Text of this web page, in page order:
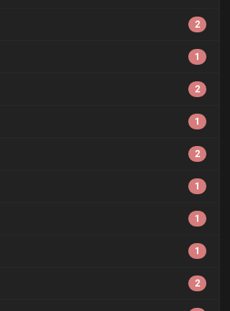
2
1
2
1
2
1
1
1
2